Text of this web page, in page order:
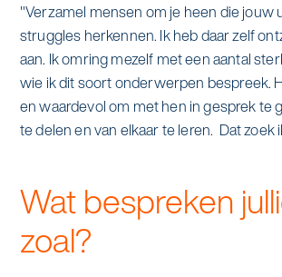
"Verzamel mensen om je heen die jouw
struggles herkennen. Ik heb daar zelf
aan. Ik omring mezelf met een aantal
wie ik dit soort onderwerpen bespreek.
en waardevol om met hen in gesprek te
te delen en van elkaar te leren. Dat zoek
Wat bespreken
zoal?